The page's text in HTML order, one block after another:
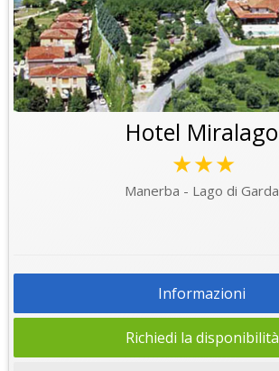
Hotel Miralago
★★★
Manerba - Lago di Garda
Informazioni
Richiedi la disponibilità